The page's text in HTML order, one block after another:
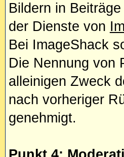
Bildern in
der Dienste von
Bei ImageShack
Die Nennung von
alleinigen Zweck
nach vorheriger
genehmigt.